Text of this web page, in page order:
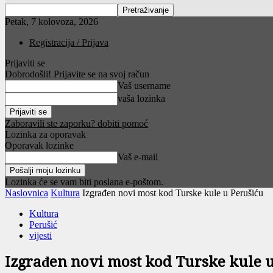
Petak, 7 kolovoza, 2026
Registracija / Prijava
Prijaviti se
Dobrodošli! Prijavite se na svoj račun
Vaš username
vaša lozinka
Zaboravili ste zaporku? dobiti pomoć
Lozinka za oporavak
Oporavak lozinke
Vaš e-mail
Lozinka će se vam biti poslana e-poštom.
Naslovnica Kultura Izgrađen novi most kod Turske kule u Perušiću
Kultura
Perušić
vijesti
Izgrađen novi most kod Turske kule